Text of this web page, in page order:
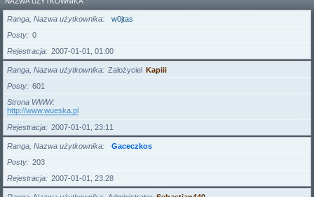
Ranga, Nazwa użytkownika
w0jtas
Posty
0
Rejestracja
2007-01-01, 01:00
Ranga, Nazwa użytkownika Założyciel Kapiii
Posty
601
Strona WWW
http://www.wueska.pl
Rejestracja
2007-01-01, 23:11
Ranga, Nazwa użytkownika
Gaceczkos
Posty
203
Rejestracja
2007-01-01, 23:28